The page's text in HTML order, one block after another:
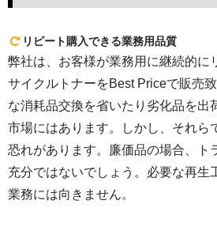
リピート購入できる業務用品質
弊社は、お客様が業務用に継続的に
サイクルトナーをBest Priceで販売
な消耗品交換を省いたり劣化品を出
市場にはあります。しかし、それら
恐れがあります。廉価品の場合、ト
充分ではないでしょう。必要な再生
業務には向きません。